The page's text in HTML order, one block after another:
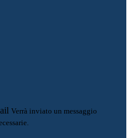
Verrà inviato un messaggio